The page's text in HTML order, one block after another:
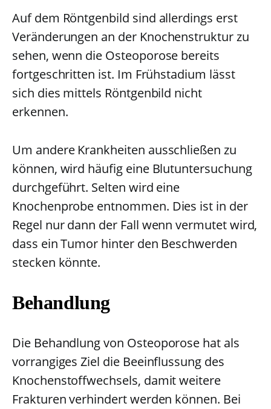
Auf dem Röntgenbild sind allerdings erst
Veränderungen an der Knochenstruktur zu
sehen, wenn die Osteoporose bereits
fortgeschritten ist. Im Frühstadium lässt
sich dies mittels Röntgenbild nicht
erkennen.
Um andere Krankheiten ausschließen zu
können, wird häufig eine Blutuntersuchung
durchgeführt. Selten wird eine
Knochenprobe entnommen. Dies ist in der
Regel nur dann der Fall wenn vermutet wird,
dass ein Tumor hinter den Beschwerden
stecken könnte.
Behandlung
Die Behandlung von Osteoporose hat als
vorrangiges Ziel die Beeinflussung des
Knochenstoffwechsels, damit weitere
Frakturen verhindert werden können. Bei